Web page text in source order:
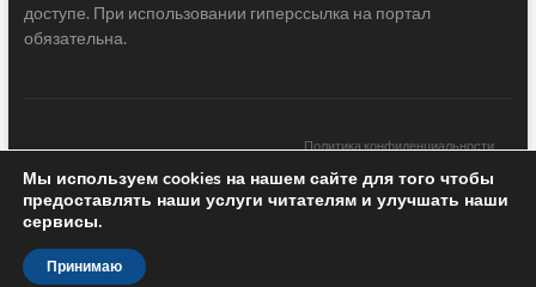
доступе. При использовании гиперссылка на портал
обязательна.
Политика конфиденциальности
Новости Грузии| Black Sea Press LTD © 2020 All Rights Reserved /
Design & development —
Мы используем cookies на нашем сайте для того чтобы
предоставлять наши услуги читателям и улучшать наши
сервисы.
Принимаю